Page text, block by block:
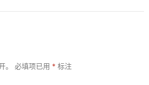
。 必填项已用 * 标注